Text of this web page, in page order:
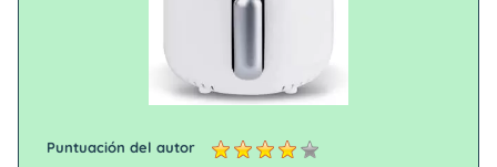
Puntuación del autor